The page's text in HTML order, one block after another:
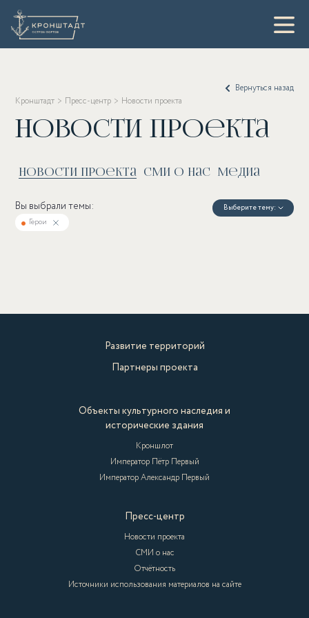
Кронштадт Пресс-центр Новости проекта
Вернуться назад
Новости проекта
Новости проекта СМИ о нас Медиа
Выберите тему:
Вы выбрали темы:
Герои
Развитие территорий
Партнеры проекта
Объекты культурного наследия и
исторические здания
Кроншлот
Император Пётр Первый
Император Александр Первый
Пресс-центр
Новости проекта
СМИ о нас
Отчётность
Источники использования материалов на сайте